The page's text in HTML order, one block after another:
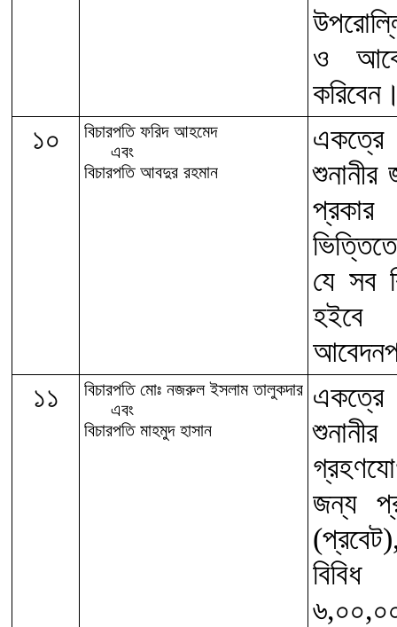
ও
১০
বিচারপতি ফরিদ আহমেদ
এবং
বিচারপতি আবদুর রহমান
একত্রে
প্রকার
যে সব
হইবে
১১
বিচারপতি মোঃ নজরুল ইসলাম তালুকদার
এবং
বিচারপতি মাহমুদ হাসান
একত্রে
জন্য